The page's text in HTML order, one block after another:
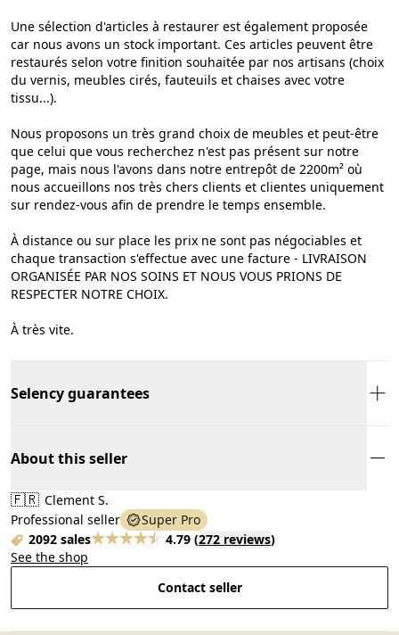
Une sélection d'articles à restaurer est également proposée
car nous avons un stock important. Ces articles peuvent être
restaurés selon votre finition souhaitée par nos artisans (choix
du vernis, meubles cirés, fauteuils et chaises avec votre
tissu...).
Nous proposons un très grand choix de meubles et peut-être
que celui que vous recherchez n'est pas présent sur notre
page, mais nous l'avons dans notre entrepôt de 2200m² où
nous accueillons nos très chers clients et clientes uniquement
sur rendez-vous afin de prendre le temps ensemble.
À distance ou sur place les prix ne sont pas négociables et
chaque transaction s'effectue avec une facture - LIVRAISON
ORGANISÉE PAR NOS SOINS ET NOUS VOUS PRIONS DE
RESPECTER NOTRE CHOIX.
À très vite.
Selency guarantees
About this seller
🇫🇷 Clement S.
Professional seller
Super Pro
2092 sales
4.79 (272 reviews)
See the shop
Contact seller